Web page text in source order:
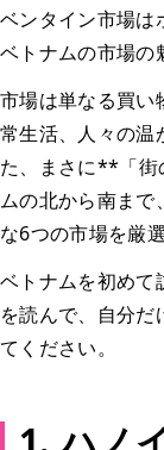
ベンタイン市場は
ベトナムの市場の
市場は単なる買い
常生活、人々の温
た、まさに**「街
ムの北から南まで
な6つの市場を厳
ベトナムを初めて
を読んで、自分だ
てください。